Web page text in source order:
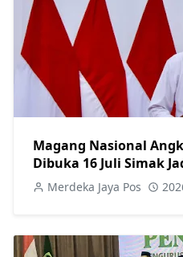
Magang Nasional
Dibuka 16 Juli Simak
Merdeka Jaya Pos